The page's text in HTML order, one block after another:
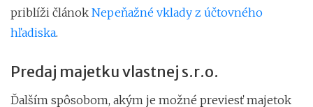
priblíži článok Nepeňažné vklady z účtovného
hľadiska.
Predaj majetku vlastnej s.r.o.
Ďalším spôsobom, akým je možné previesť majetok